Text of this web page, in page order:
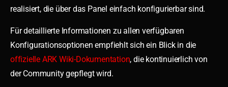
realisiert, die über das Panel einfach konfigurierbar sind.
Für detaillierte Informationen zu allen verfügbaren
Konfigurationsoptionen empfiehlt sich ein Blick in die
offizielle ARK Wiki-Dokumentation, die kontinuierlich von
der Community gepflegt wird.